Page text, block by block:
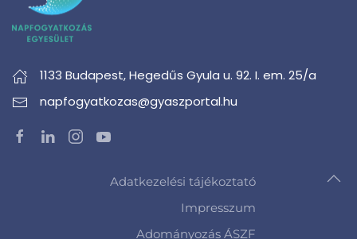
1133 Budapest,Hegedűs Gyula u. 92. I. em. 25/a
napfogyatkozas@gyaszportal.hu
Adatkezelési tájékoztató
Impresszum
Adományozás ÁSZF